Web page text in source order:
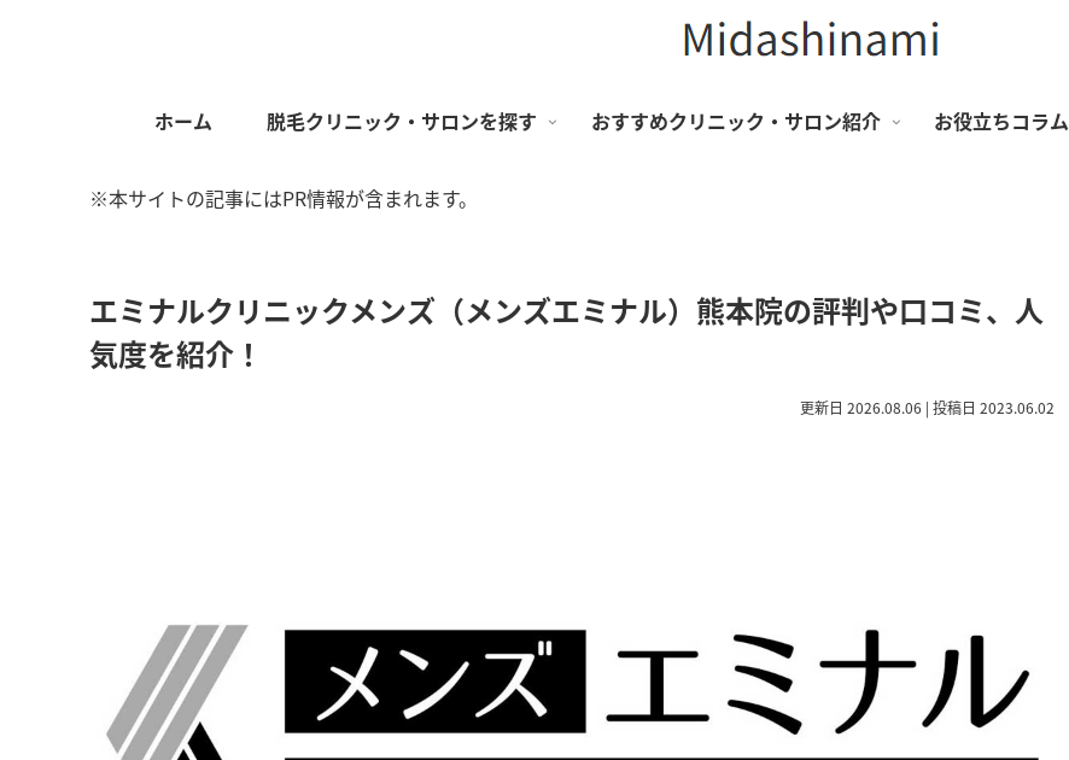
ホーム 脱毛クリニック・サロンを探す おすすめクリニック・サロン紹介 お役立ちコラム
※本サイトの記事にはPR情報が含まれます。
エミナルクリニックメンズ（メンズエミナル）熊本院の評判や口コミ、人
気度を紹介！
更新日 2026.08.06 | 投稿日 2023.06.02